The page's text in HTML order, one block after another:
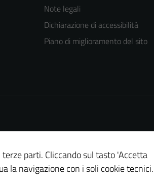
Note legali
Dichiarazione di accessibilità
Piano di miglioramento del sito
parti. Cliccando sul tasto 'Accetta
la navigazione con i soli cookie tecnici.
Tecnici